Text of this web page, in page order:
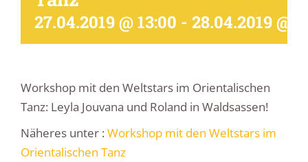
27.04.2019 @ 13:00 - 28.04.2019 @
Workshop mit den Weltstars im Orientalischen
Tanz: Leyla Jouvana und Roland in Waldsassen!
Näheres unter : Workshop mit den Weltstars im
Orientalischen Tanz